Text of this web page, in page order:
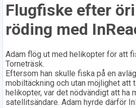
Flugfiske efter
röding med
Adam flög ut med helikopter för att
Torneträsk.
Eftersom han skulle fiska på en
mobiltäckning och utan möjlighet att
helikopter, var det nödvändigt att ha
satellitsändare. Adam hyrde därför